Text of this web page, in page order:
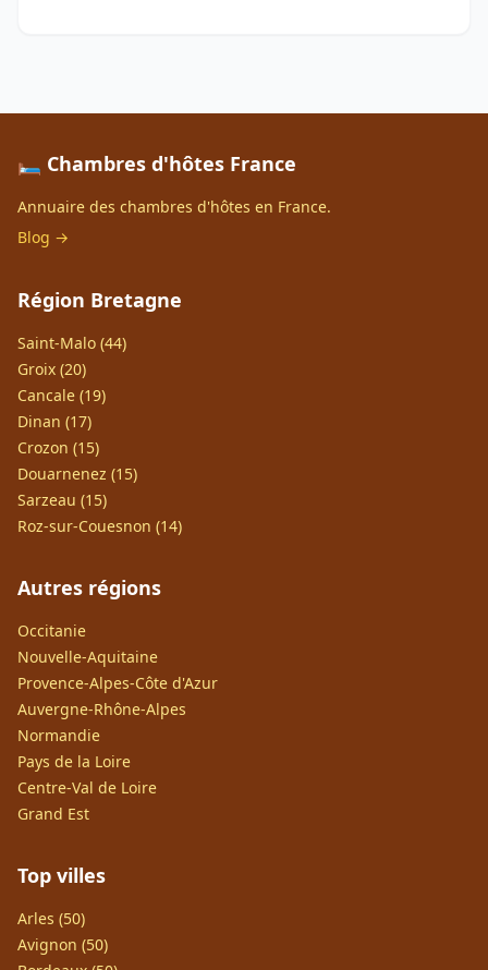
🛏️ Chambres d'hôtes France
Annuaire des chambres d'hôtes en France.
Blog →
Région Bretagne
Saint-Malo (44)
Groix (20)
Cancale (19)
Dinan (17)
Crozon (15)
Douarnenez (15)
Sarzeau (15)
Roz-sur-Couesnon (14)
Autres régions
Occitanie
Nouvelle-Aquitaine
Provence-Alpes-Côte d'Azur
Auvergne-Rhône-Alpes
Normandie
Pays de la Loire
Centre-Val de Loire
Grand Est
Top villes
Arles (50)
Avignon (50)